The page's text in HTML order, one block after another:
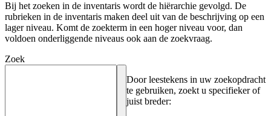
Bij het zoeken in de inventaris wordt de hiërarchie gevolgd. De
rubrieken in de inventaris maken deel uit van de beschrijving op een
lager niveau. Komt de zoekterm in een hoger niveau voor, dan
voldoen onderliggende niveaus ook aan de zoekvraag.
Zoek
Door leestekens in uw zoekopdracht
te gebruiken, zoekt u specifieker of
juist breder: